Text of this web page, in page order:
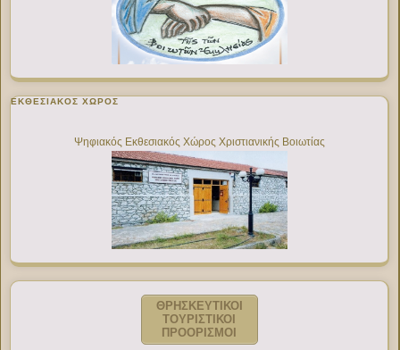
ΕΚΘΕΣΙΑΚΌΣ ΧΏΡΟΣ
Ψηφιακός Εκθεσιακός Χώρος Χριστιανικής Βοιωτίας
ΘΡΗΣΚΕΥΤΙΚΟΙ
ΤΟΥΡΙΣΤΙΚΟΙ
ΠΡΟΟΡΙΣΜΟΙ